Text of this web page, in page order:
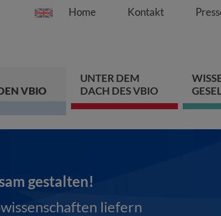
Springe direkt
Zum
Zur
Zur Footer-
Home Kontakt
VBIO
UNTER DEM
DACH DES VBIO
gestalten!
liefern